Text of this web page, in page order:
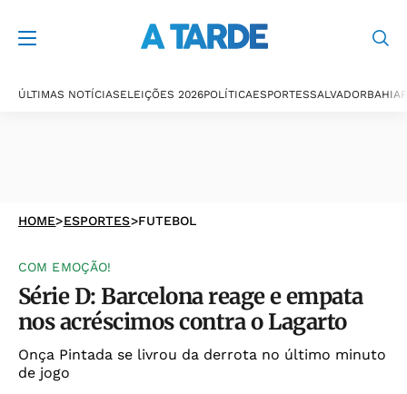
ÚLTIMAS NOTÍCIASELEIÇÕES 2026POLÍTICAESPORTESSALVADORBAHIA
HOME>ESPORTES>FUTEBOL
COM EMOÇÃO!
Série D: Barcelona reage e empata
nos acréscimos contra o Lagarto
Onça Pintada se livrou da derrota no último minuto
de jogo